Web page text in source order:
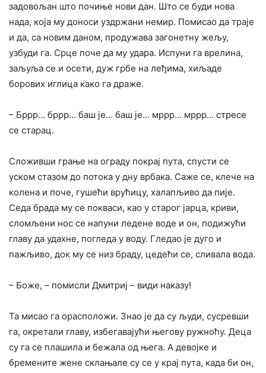
задовољан што почиње нови дан. Што се буди нова
нада, која му доноси уздржани немир. Помисао да траје
и да, са новим даном, продужава загонетну жељу,
узбуди га. Срце поче да му удара. Испуни га врелина,
заљуља се и осети, дуж грбе на леђима, хиљаде
борових иглица како га драже.
– Бррр… бррр… баш је… баш је… мррр… мррр… стресе
се старац.
Сложивши грање на ограду покрај пута, спусти се
уском стазом до потока у дну врбака. Саже се, клече на
колена и поче, гушећи врућицу, халапљиво да пије.
Седа брада му се покваси, као у старог јарца, криви,
сломљени нос се напуни ледене воде и он, подижући
главу да удахне, погледа у воду. Гледао је дуго и
пажљиво, док му се низ браду, цедећи се, сливала вода.
– Боже, – помисли Дмитриј – види наказу!
Та мисао га орасположи. Знао је да су људи, сусревши
га, окретали главу, избегавајући његову ружноћу. Деца
су га се плашила и бежала од њега. А девојке и
бремените жене склањале су се у крај пута, када би он,